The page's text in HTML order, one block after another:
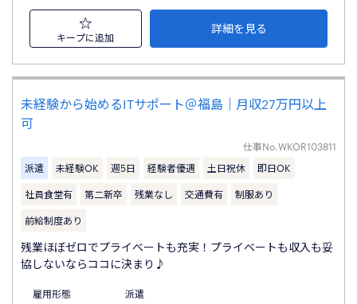
キープに追加
詳細を見る
未経験から始めるITサポート＠福島｜月収27万円以上
可
仕事No.WKOR103811
派遣
未経験OK 週5日 経験者優遇 土日祝休 即日OK
社員食堂有 第二新卒 残業なし 交通費有 制服あり
前給制度あり
残業ほぼゼロでプライベートも充実！プライベートも収入も妥
協しないならココに決まり♪
雇用形態 派遣